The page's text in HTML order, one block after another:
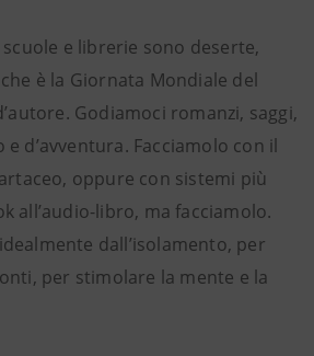
e librerie sono deserte,
è la Giornata Mondiale del
Godiamoci romanzi, saggi,
d’avventura. Facciamolo con il
oppure con sistemi più
all’audio-libro, ma facciamolo.
dall’isolamento, per
per stimolare la mente e la